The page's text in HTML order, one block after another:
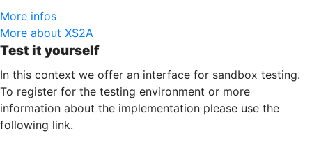
More infos
More about XS2A
Test it yourself
In this context we offer an interface for sandbox testing.
To register for the testing environment or more
information about the implementation please use the
following link.